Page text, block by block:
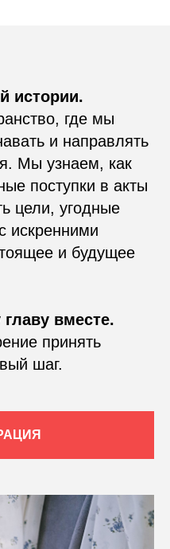
истории.
где мы
и направлять
Мы узнаем, как
поступки в акты
цели, угодные
искренними
и будущее
вместе.
принять
шаг.